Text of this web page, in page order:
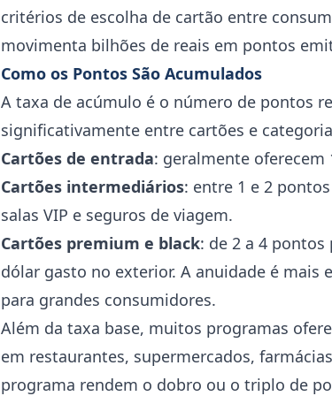
critérios de escolha de cartão entre
movimenta bilhões de reais em pontos
Como os Pontos São Acumulados
A taxa de acúmulo é o número de pontos
significativamente entre cartões e
Cartões de entrada: geralmente
Cartões intermediários: entre 1 e 2
salas VIP e seguros de viagem.
Cartões premium e black: de 2 a 4
dólar gasto no exterior. A anuidade é mais
para grandes consumidores.
Além da taxa base, muitos programas
em restaurantes, supermercados,
programa rendem o dobro ou o triplo de